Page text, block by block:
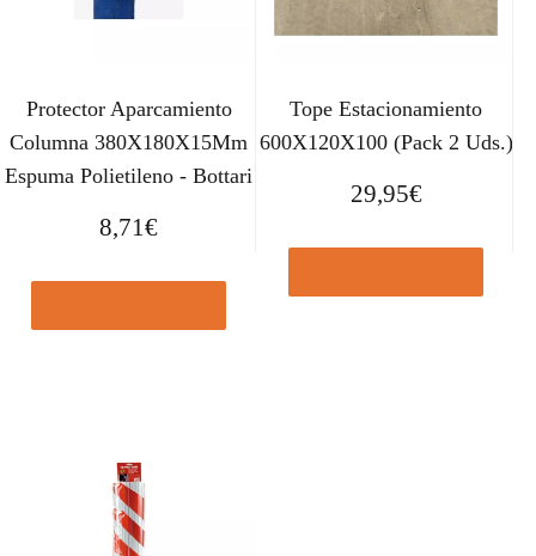
Protector Aparcamiento
Columna 380X180X15Mm
Espuma Polietileno - Bottari
8,71€
Tope Estacionamiento
600X120X100 (Pack 2 Uds.)
29,95€